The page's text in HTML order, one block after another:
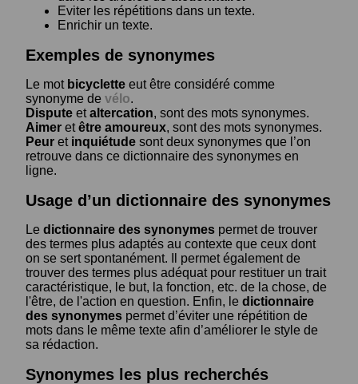
Eviter les répétitions dans un texte.
Enrichir un texte.
Exemples de synonymes
Le mot bicyclette eut être considéré comme
synonyme de vélo.
Dispute etaltercation, sont des mots synonymes.
Aimer etêtre amoureux, sont des mots synonymes.
Peur et inquiétude sont deux synonymes que l’on
retrouve dans ce dictionnaire des synonymes en
ligne.
Usage d’un dictionnaire des synonymes
Le dictionnaire des synonymes permet de trouver
des termes plus adaptés au contexte que ceux dont
on se sert spontanément. Il permet également de
trouver des termes plus adéquat pour restituer un trait
caractéristique, le but, la fonction, etc. de la chose, de
l'être, de l'action en question. Enfin, le dictionnaire
des synonymes permet d’éviter une répétition de
mots dans le même texte afin d’améliorer le style de
sa rédaction.
Synonymes les plus recherchés